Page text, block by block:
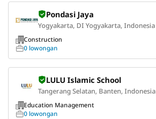
Pondasi Jaya
Yogyakarta, DI Yogyakarta, Indonesia
Construction
0 lowongan
LULU Islamic School
Tangerang Selatan, Banten, Indonesia
Education Management
0 lowongan